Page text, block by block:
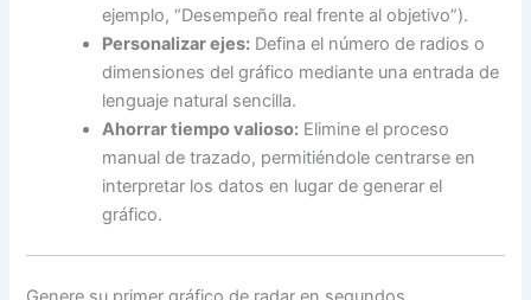
ejemplo, “Desempeño real frente al objetivo”).
Personalizar ejes: Defina el número de radios o
dimensiones del gráfico mediante una entrada de
lenguaje natural sencilla.
Ahorrar tiempo valioso: Elimine el proceso
manual de trazado, permitiéndole centrarse en
interpretar los datos en lugar de generar el
gráfico.